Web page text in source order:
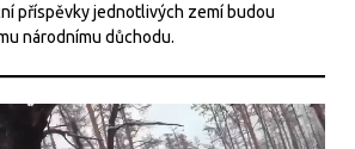
příspěvky jednotlivých zemí budou
národnímu důchodu.